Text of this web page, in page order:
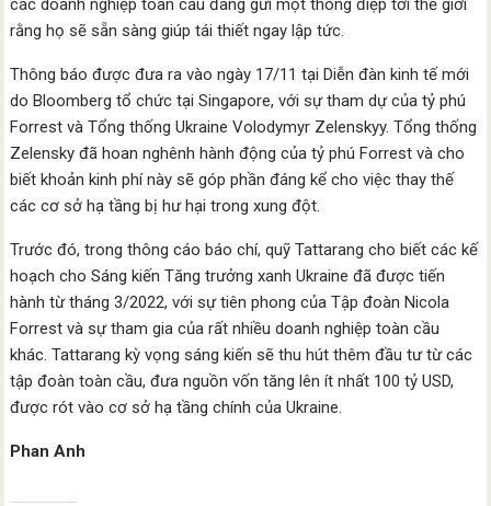
các doanh nghiệp toàn cầu đang gửi một thông điệp tới thế giới
rằng họ sẽ sẵn sàng giúp tái thiết ngay lập tức.
Thông báo được đưa ra vào ngày 17/11 tại Diễn đàn kinh tế mới
do Bloomberg tổ chức tại Singapore, với sự tham dự của tỷ phú
Forrest và Tổng thống Ukraine Volodymyr Zelenskyy. Tổng thống
Zelensky đã hoan nghênh hành động của tỷ phú Forrest và cho
biết khoản kinh phí này sẽ góp phần đáng kể cho việc thay thế
các cơ sở hạ tầng bị hư hại trong xung đột.
Trước đó, trong thông cáo báo chí, quỹ Tattarang cho biết các kế
hoạch cho Sáng kiến Tăng trưởng xanh Ukraine đã được tiến
hành từ tháng 3/2022, với sự tiên phong của Tập đoàn Nicola
Forrest và sự tham gia của rất nhiều doanh nghiệp toàn cầu
khác. Tattarang kỳ vọng sáng kiến sẽ thu hút thêm đầu tư từ các
tập đoàn toàn cầu, đưa nguồn vốn tăng lên ít nhất 100 tỷ USD,
được rót vào cơ sở hạ tầng chính của Ukraine.
Phan Anh